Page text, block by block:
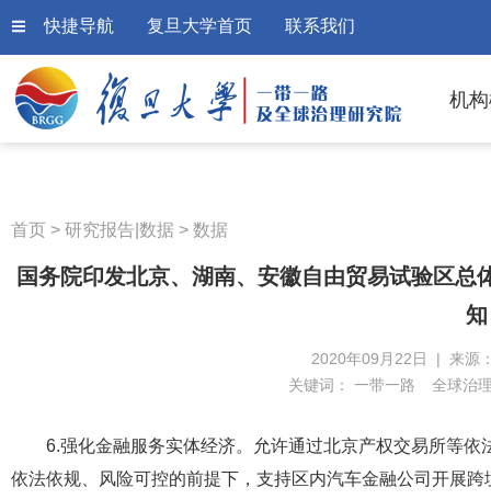
快捷导航 复旦大学首页 联系我们
机
首页 > 研究报告|数据 > 数据
国务院印发北京、湖南、安徽自由贸易试验区
知
2020年09月22日 | 来源
关键词： 一带一路 全球治
6.强化金融服务实体经济。允许通过北京产权交易所等
依法依规、风险可控的前提下，支持区内汽车金融公司开展